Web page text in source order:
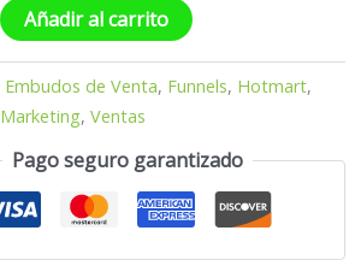
Añadir al carrito
Embudos de Venta, Funnels, Hotmart,
Marketing,Ventas
Pago seguro garantizado